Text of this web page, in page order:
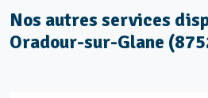
Nos autres services
Oradour-sur-Glane